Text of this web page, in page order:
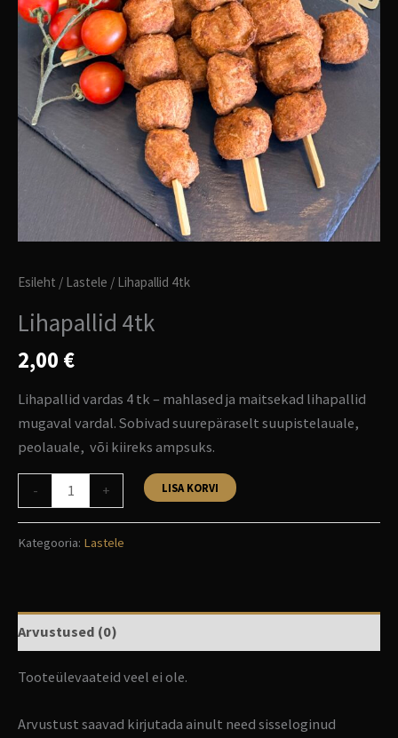
Esileht / Lastele / Lihapallid 4tk
Lihapallid 4tk
2,00 €
Lihapallid vardas 4 tk – mahlased ja maitsekad lihapallid
mugaval vardal. Sobivad suurepäraselt suupistelauale,
peolauale, või kiireks ampsuks.
- + LISA KORVI
Kategooria: Lastele
Arvustused (0)
Tooteülevaateid veel ei ole.
Arvustust saavad kirjutada ainult need sisseloginud